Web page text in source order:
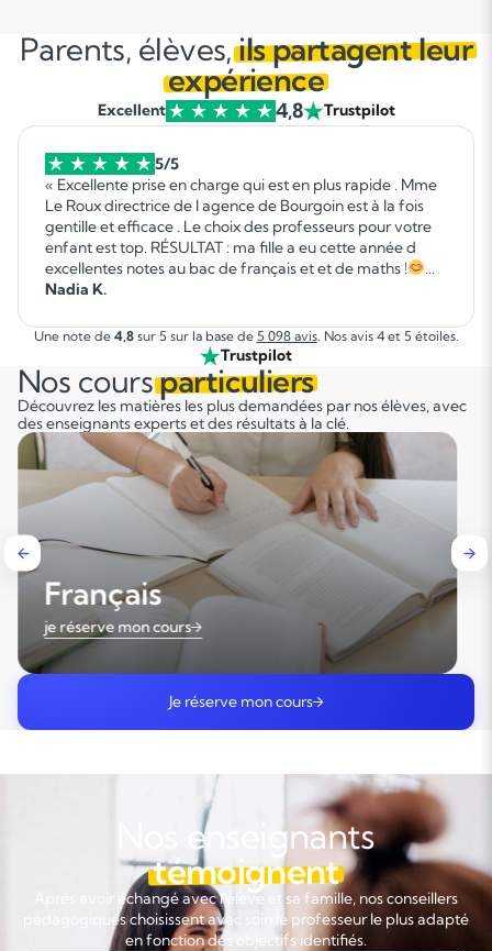
Parents, élèves,ils partagent leur
expérience
Excellent 4,8 Trustpilot
5/5
« Excellente prise en charge qui est en plus rapide . Mme
Le Roux directrice de l agence de Bourgoin est à la fois
gentille et efficace . Le choix des professeurs pour votre
enfant est top. RÉSULTAT : ma fille a eu cette année d
excellentes notes au bac de français et et de maths !
Vous pouvez y aller les yeux fermés. »
Nadia K.
Une note de 4,8sur 5 sur la base de 5 098 avis. Nos avis 4 et 5 étoiles.
Trustpilot
Nos coursparticuliers
Découvrez les matières les plus demandées par nos élèves, avec
des enseignants experts et des résultats à la clé.
Français
je réserve mon cours
Je réserve mon cours
Nos enseignants
témoignent
Après avoir échangé avec l'élève et sa famille, nos conseillers
pédagogiques choisissent avec soin le professeur le plus adapté
en fonction des objectifs identifiés.
Soutien scolaire
Cours de musique